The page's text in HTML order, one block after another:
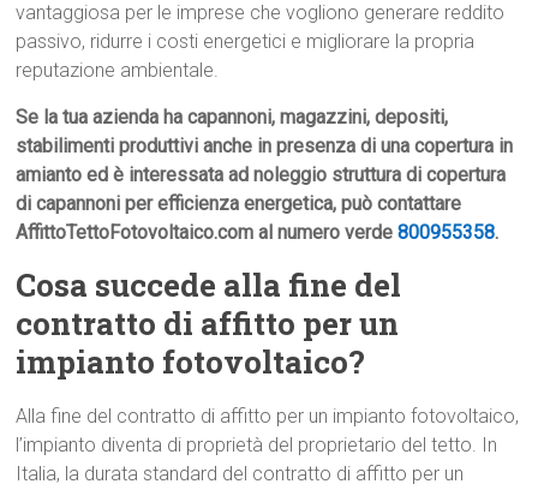
vantaggiosa per le imprese che vogliono generare reddito
passivo, ridurre i costi energetici e migliorare la propria
reputazione ambientale.
Se la tua azienda ha capannoni, magazzini, depositi,
stabilimenti produttivi anche in presenza di una copertura in
amianto ed è interessata ad noleggio struttura di copertura
di capannoni per efficienza energetica, può contattare
AffittoTettoFotovoltaico.com al numero verde800955358.
Cosa succede alla fine del
contratto di affitto per un
impianto fotovoltaico?
Alla fine del contratto di affitto per un impianto fotovoltaico,
l’impianto diventa di proprietà del proprietario del tetto. In
Italia, la durata standard del contratto di affitto per un